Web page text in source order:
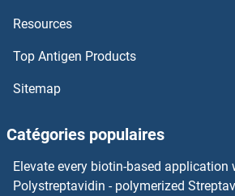
PDCD5 Kits ELISA
PDAP1 Kits ELISA
PCYOX1 Kits ELISA
PCTP Kits ELISA
Resources
Top Antigen Products
Sitemap
Catégories populaires
Elevate every biotin-based application
Polystreptavidin - polymerized